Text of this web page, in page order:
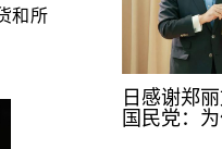
和所
日感谢郑
国民党：